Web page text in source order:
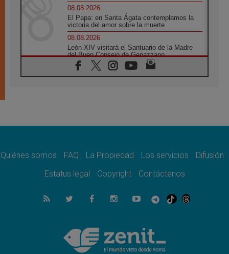
08.08.2026
El Papa: en Santa Ágata contemplamos la
victoria del amor sobre la muerte
08.08.2026
León XIV visitará el Santuario de la Madre
del Buen Consejo de Genazzano
07.08.2026
Filipinas: el Vicariato Apostólico de Calapán
07.08.2026
07.08.2026
muertos en 300 días
Tagle: La guerra desfigura el mundo, solo la
revelación de Dios lo transfigura
Presentada la Trienal de Arte de las
Universidades Católicas: «Exercises in
Empathy»
Quiénes somos FAQ La Propiedad Los servicios
Difusión
Estatus legal
Copyright Contáctenos